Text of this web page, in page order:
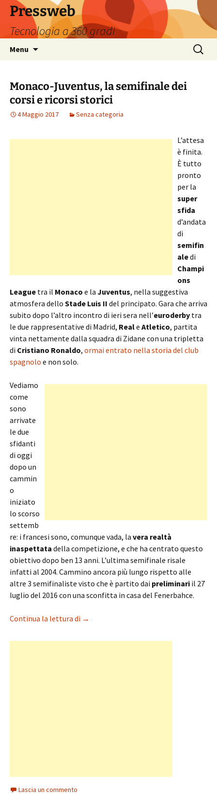
contenuto
Pressweb
Tecnologia a 360 gradi
Menu
Ricerca
per:
Monaco-Juventus, la semifinale dei
corsi e ricorsi storici
4 Maggio 2017 Senza categoria
L’attesa
è finita.
È tutto
pronto
per la
super
sfida
d’andata
di
semifin
aledi
Champi
ons
League tra il Monaco e la Juventus, nella suggestiva
atmosfera dello Stade Luis II del principato. Gara che arriva
subito dopo l’altro incontro di ieri sera nell’euroderby tra
le due rappresentative di Madrid, Reale Atletico, partita
vinta nettamente dalla squadra di Zidane con una tripletta
di Cristiano Ronaldo, ormai entrato nella storia del club
spagnolo e non solo.
Vediamo
come
sono
arrivate
le due
sfidanti
di oggi
dopo un
cammin
o
iniziato
lo scorso
settemb
re: i francesi sono, comunque vada, la vera realtà
inaspettata della competizione, e che ha centrato questo
obiettivo dopo ben 13 anni. L’ultima semifinale risale
infatti al 2004. Cammino ancora più lungo rispetto alle
altre 3 semifinaliste visto che è partito dai preliminari il 27
luglio del 2016 con una sconfitta in casa del Fenerbahce.
Continua la lettura di Monaco-Juventus, la semifinale dei
→
Lascia un commento